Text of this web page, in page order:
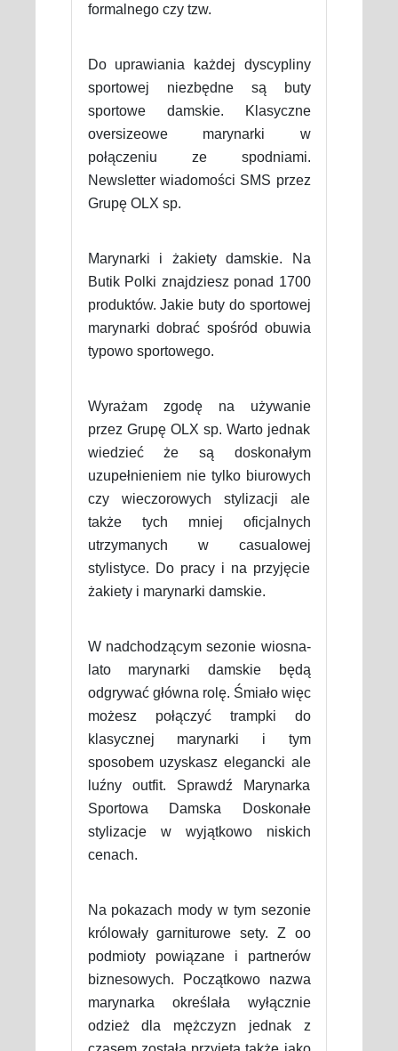
formalnego czy tzw.
Do uprawiania każdej dyscypliny
sportowej niezbędne są buty
sportowe damskie. Klasyczne
oversizeowe marynarki w
połączeniu ze spodniami.
Newsletter wiadomości SMS przez
Grupę OLX sp.
Marynarki i żakiety damskie. Na
Butik Polki znajdziesz ponad 1700
produktów. Jakie buty do sportowej
marynarki dobrać spośród obuwia
typowo sportowego.
Wyrażam zgodę na używanie
przez Grupę OLX sp. Warto jednak
wiedzieć że są doskonałym
uzupełnieniem nie tylko biurowych
czy wieczorowych stylizacji ale
także tych mniej oficjalnych
utrzymanych w casualowej
stylistyce. Do pracy i na przyjęcie
żakiety i marynarki damskie.
W nadchodzącym sezonie wiosna-
lato marynarki damskie będą
odgrywać główna rolę. Śmiało więc
możesz połączyć trampki do
klasycznej marynarki i tym
sposobem uzyskasz elegancki ale
luźny outfit. Sprawdź Marynarka
Sportowa Damska Doskonałe
stylizacje w wyjątkowo niskich
cenach.
Na pokazach mody w tym sezonie
królowały garniturowe sety. Z oo
podmioty powiązane i partnerów
biznesowych. Początkowo nazwa
marynarka określała wyłącznie
odzież dla mężczyzn jednak z